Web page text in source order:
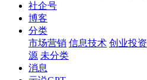
社企号
博客
分类
市场营销 信息技术 创业投资
源 未分类
消息